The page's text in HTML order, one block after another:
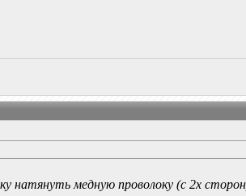
натянуть медную проволоку (с 2х